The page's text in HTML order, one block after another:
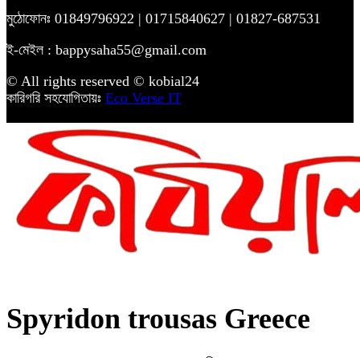
মুঠোফোনঃ 01849796922 | 01715840627 | 01827-687531
ই-মেইল : bappysaha55@gmail.com
© All rights reserved © kobial24
কারিগরি সহযোগিতায়ঃ Eco Verse IT
Spyridon trousas Greece